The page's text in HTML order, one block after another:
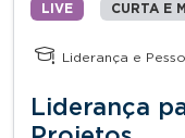
LIVE CURTA E
Liderança e
Liderança